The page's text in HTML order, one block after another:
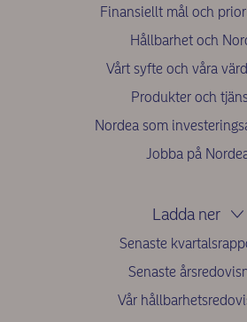
Finansiellt mål och
Hållbarhet och
Vårt syfte och våra
Produkter och
Nordea som
Jobba på
Ladda ner
Senaste
Senaste
Vår